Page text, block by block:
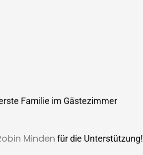
Familie im Gästezimmer
Minden für die Unterstützung!